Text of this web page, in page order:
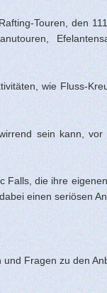
Touren, den
wie Fluss-
sein kann,
die ihre
einen seriösen
Fragen zu den